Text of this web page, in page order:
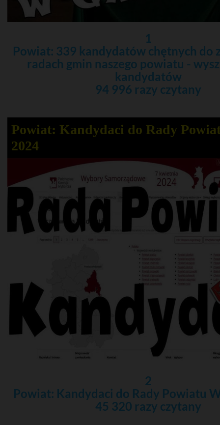
1
Powiat: 339 kandydatów chętnych do
radach gmin naszego powiatu -
kandydatów
94 996 razy czytany
Powiat: Kandydaci do Rady
2024
2
Powiat: Kandydaci do Rady Powiatu
45 320 razy czytany